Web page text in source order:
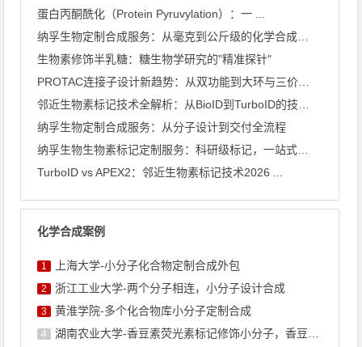
蛋白丙酮酰化（Protein Pyruvylation）：一 ...
生物素修饰半乳糖：糖生物学研究的"精准探针"
纳孚生物定制合成服务：从分子设计到交付全流程
TurboID vs APEX2：邻近生物素标记技术2026 ...
化学合成案例
1 上海大学-小分子化合物定制合成外包
2 浙江工业大学-两个分子相连，小分子设计合成
3 黄淮学院-多个化合物库小分子定制合成
4 湖南农业大学-香豆素荧光素标记修饰小分子，香豆素衍生物的合成